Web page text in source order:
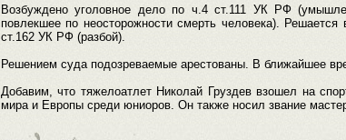
Возбуждено уголовное дело по ч.4 ст.111 УК РФ
повлекшее по неосторожности смерть человека).
ст.162 УК РФ (разбой).
Решением суда подозреваемые арестованы. В ближайшее
Добавим, что тяжелоатлет Николай Груздев взошел на
мира и Европы среди юниоров. Он также носил звание